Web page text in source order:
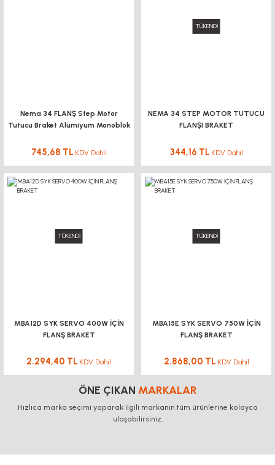
Nema 34 FLANŞ Step Motor
Tutucu Braket Alümiyum Monoblok
745,68 TL KDV Dahil
TÜKENDİ
NEMA 34 STEP MOTOR TUTUCU
FLANŞI BRAKET
344,16 TL KDV Dahil
TÜKENDİ
MBA12D SYK SERVO 400W İÇİN
FLANŞ BRAKET
2.294,40 TL KDV Dahil
TÜKENDİ
MBA15E SYK SERVO 750W İÇİN
FLANŞ BRAKET
2.868,00 TL KDV Dahil
ÖNE ÇIKAN MARKALAR
Hızlıca marka seçimi yaparak ilgili markanın tüm ürünlerine kolayca
ulaşabilirsiniz.